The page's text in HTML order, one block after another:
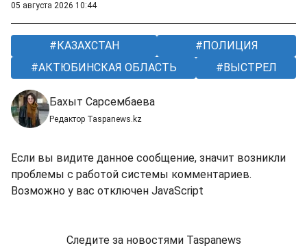
05 августа 2026 10:44
КАЗАХСТАН
ПОЛИЦИЯ
АКТЮБИНСКАЯ ОБЛАСТЬ
ВЫСТРЕЛ
Бахыт Сарсембаева
Редактор Taspanews.kz
Если вы видите данное сообщение, значит возникли
проблемы с работой системы комментариев.
Возможно у вас отключен JavaScript
Следите за новостями Taspanews